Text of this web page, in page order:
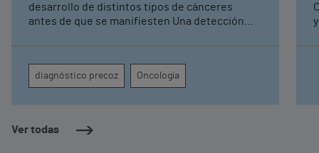
Ver todas
desarrollo de distintos tipos de cánceres
antes de que se manifiesten Una detección
mediante tratamientos menos agresivos
diagnóstico precoz Oncología